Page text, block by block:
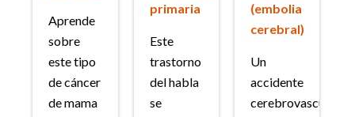
Aprende
sobre
este tipo
de cáncer
de mama
primaria
Este
trastorno
del habla
se
(embolia
cerebral)
Un
accidente
cerebrovascular